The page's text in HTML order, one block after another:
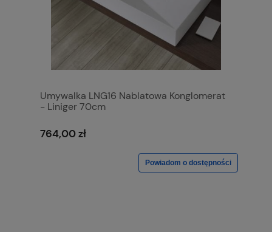
Umywalka LNG16 Nablatowa Konglomerat
- Liniger 70cm
764,00 zł
Powiadom o dostępności